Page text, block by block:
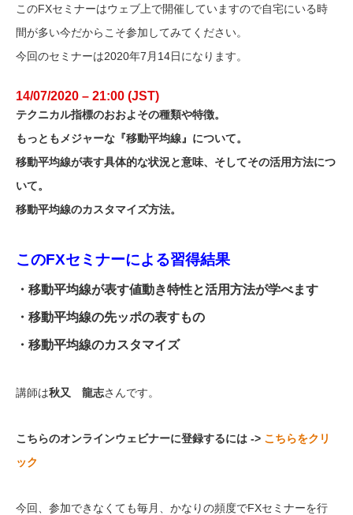
このFXセミナーはウェブ上で開催していますので自宅にいる時
間が多い今だからこそ参加してみてください。
今回のセミナーは2020年7月14日になります。
14/07/2020 – 21:00 (JST)
テクニカル指標のおおよその種類や特徴。
もっともメジャーな『移動平均線』について。
移動平均線が表す具体的な状況と意味、そしてその活用方法につ
いて。
移動平均線のカスタマイズ方法。
このFXセミナーによる習得結果
・移動平均線が表す値動き特性と活用方法が学べます
・移動平均線の先ッポの表すもの
・移動平均線のカスタマイズ
講師は秋又 龍志さんです。
こちらのオンラインウェビナーに登録するには -> こちらをクリ
ック
今回、参加できなくても毎月、かなりの頻度でFXセミナーを行